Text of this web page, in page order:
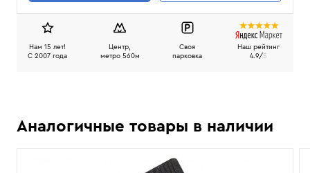
Нам 15 лет!
C 2007 года
Центр,
метро 560м
Своя
парковка
Наш рейтинг
4.9/5
Аналогичные товары в наличии